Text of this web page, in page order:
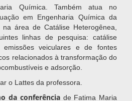
Química. Também atua no
em Engenharia Química da
área de Catálise Heterogênea,
linhas de pesquisa: catálise
emissões veiculares e de fontes
relacionados à transformação do
e adsorção.
o Lattes da professora.
da conferência de Fatima Maria